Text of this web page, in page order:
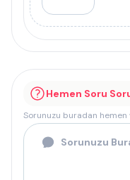
Hemen Soru
Sorunuzu buradan